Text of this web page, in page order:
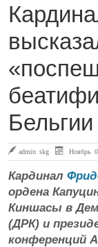
admin skg Ноябрь
Кардинал
ордена
Киншасы в
(ДРК) и
конференций